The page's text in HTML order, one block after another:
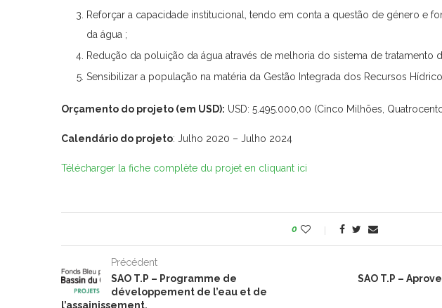
Reforçar a capacidade institucional, tendo em conta a questão de género e
da água ;
Redução da poluição da água através de melhoria do sistema de tratamento
Sensibilizar a população na matéria da Gestão Integrada dos Recursos
Orçamento do projeto (em USD): USD: 5.495.000,00 (Cinco Milhões,
Calendário do projeto: Julho 2020 – Julho 2024
Télécharger la fiche complète du projet en cliquant ici
0
Précédent
SAO T.P – Programme de
développement de l’eau et de
l’assainissement.
SAO T.P –